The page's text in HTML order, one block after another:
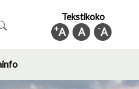
Tekstikoko
-A
A
+A
submenu